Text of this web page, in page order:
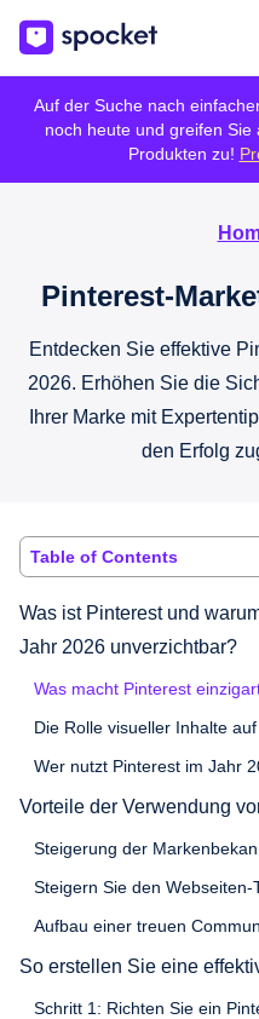
Auf der Suche nach
noch heute und greifen Sie
Produkten zu!
Pinterest-
Entdecken Sie effektive
2026. Erhöhen Sie die
Ihrer Marke mit
den Erfolg
Table of Contents
Was ist Pinterest und
Jahr 2026 unverzichtbar?
Was macht Pinterest
Die Rolle visueller Inhalte
Wer nutzt Pinterest im Jahr
Vorteile der Verwendung
Steigerung der
Steigern Sie den Webseiten-
Aufbau einer treuen
So erstellen Sie eine
Schritt 1: Richten Sie ein